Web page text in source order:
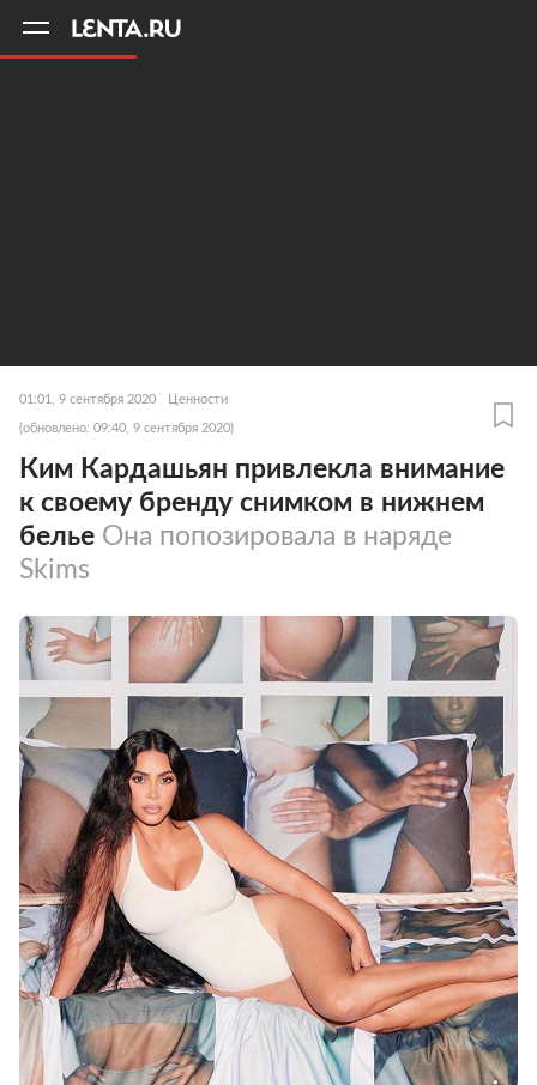
01:01, 9 сентября 2020 Ценности
(обновлено: 09:40, 9 сентября 2020)
Ким Кардашьян привлекла внимание
к своему бренду снимком в нижнем
белье Она попозировала в наряде
Skims